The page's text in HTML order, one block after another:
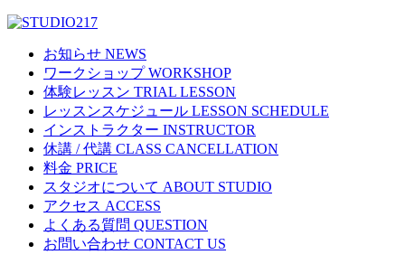
お知らせ NEWS
ワークショップ WORKSHOP
体験レッスン TRIAL LESSON
レッスンスケジュール LESSON SCHEDULE
インストラクター INSTRUCTOR
休講 / 代講 CLASS CANCELLATION
料金 PRICE
スタジオについて ABOUT STUDIO
アクセス ACCESS
よくある質問 QUESTION
お問い合わせ CONTACT US